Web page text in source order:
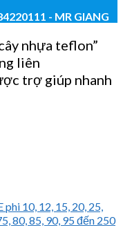
- MR GIANG
nhựa teflon”
liên
trợ giúp nhanh